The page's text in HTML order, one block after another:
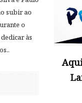
subir ao
o
às